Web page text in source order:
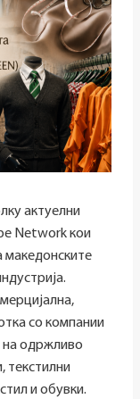
актуелни
Network кои
македонските
со компании
на одржливо
текстилни
и обувки.